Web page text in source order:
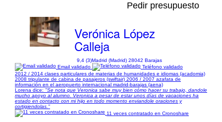
Pedir presupuesto
Verónica López
Calleja
9,4 (3)Madrid (Madrid) 28042 Barajas
Email validado
Teléfono validado
2012 / 2014 clases particulares de materias de humanidades e idiomas (acadomia)
2008 tripulante de cabina de pasajeros (swiftair) 2006 / 2007 azafata de
información en el aeropuerto internacional madrid-barajas (aena)
Lorena dice: "Se nota que Veronica sabe muy bien cómo hacer su trabajo, dandole
mucho apoyo al alumno. Veronica a pesar de estar unos días de vacaciones ha
estado en contacto con mi hijo en todo momento enviandole oraciones y
cortigiendolas."
11 veces contratado en Cronoshare